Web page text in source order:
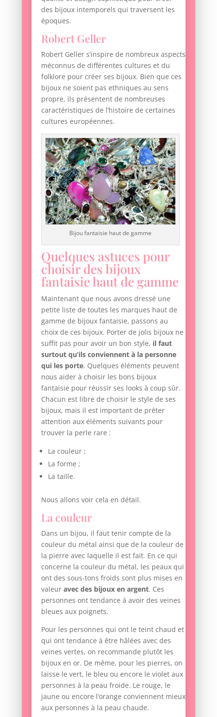
des bijoux intemporels qui traversent les
époques.
Robert Geller
Robert Geller s’inspire de nombreux aspects
méconnus de différentes cultures et du
folklore pour créer ses bijoux. Bien que ces
bijoux ne soient pas ethniques au sens
propre, ils présentent de nombreuses
caractéristiques de l’histoire de certaines
cultures européennes.
Bijou fantaisie haut de gamme
Quelques astuces pour
choisir des bijoux
fantaisie haut de gamme
Maintenant que nous avons dressé une
petite liste de toutes les marques haut de
gamme de bijoux fantaisie, passons au
choix de ces bijoux. Porter de jolis bijoux ne
suffit pas pour avoir un bon style, il faut
surtout qu’ils conviennent à la personne
qui les porte. Quelques éléments peuvent
nous aider à choisir les bons bijoux
fantaisie pour réussir ses looks à coup sûr.
Chacun est libre de choisir le style de ses
bijoux, mais il est important de prêter
attention aux éléments suivants pour
trouver la perle rare :
La couleur ;
La forme ;
La taille.
Nous allons voir cela en détail.
La couleur
Dans un bijou, il faut tenir compte de la
couleur du métal ainsi que de la couleur de
la pierre avec laquelle il est fait. En ce qui
concerne la couleur du métal, les peaux qui
ont des sous-tons froids sont plus mises en
valeur avec des bijoux en argent. Ces
personnes ont tendance à avoir des veines
bleues aux poignets.
Pour les personnes qui ont le teint chaud et
qui ont tendance à être hâlées avec des
veines vertes, on recommande plutôt les
bijoux en or. De même, pour les pierres, on
laisse le vert, le bleu ou encore le violet aux
personnes à la peau froide. Le rouge, le
jaune ou encore l’orange conviennent mieux
aux personnes à la peau chaude.